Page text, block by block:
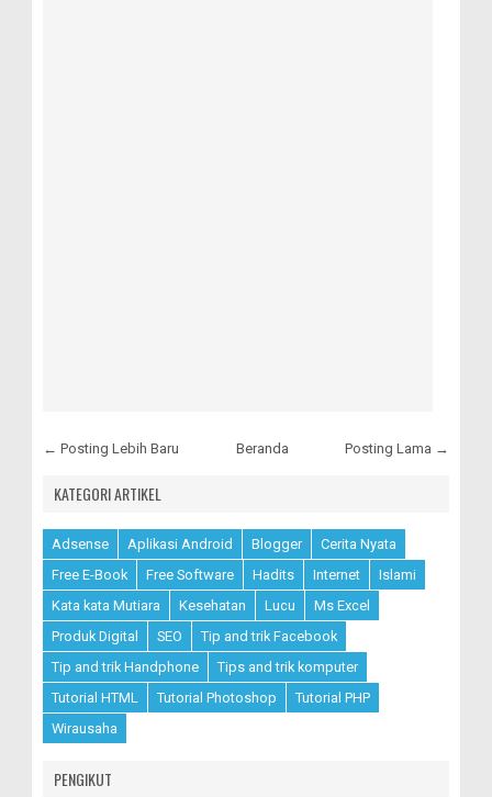
← Posting Lebih Baru Posting Lama →
Beranda
KATEGORI ARTIKEL
Adsense Aplikasi Android Blogger
Cerita Nyata
Free E-Book
Free Software Hadits Internet
Islami
Kata kata Mutiara
Kesehatan Lucu
Ms Excel
Produk Digital
SEO
Tip and trik Facebook
Tip and trik Handphone
Tips and trik komputer
Tutorial HTML
Tutorial Photoshop
Tutorial PHP
Wirausaha
PENGIKUT